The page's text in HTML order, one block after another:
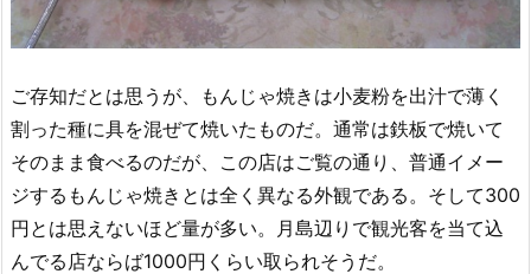
ご存知だとは思うが、もんじゃ焼きは小麦粉を出汁で薄く
割った種に具を混ぜて焼いたものだ。通常は鉄板で焼いて
そのまま食べるのだが、この店はご覧の通り、普通イメー
ジするもんじゃ焼きとは全く異なる外観である。そして300
円とは思えないほど量が多い。月島辺りで観光客を当て込
んでる店ならば1000円くらい取られそうだ。